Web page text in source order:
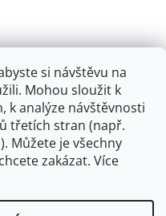
si návštěvu na
Mohou sloužit k
k analýze návštěvnosti
třetích stran (např.
Můžete je všechny
zakázat. Více
plnenieshopu.cz